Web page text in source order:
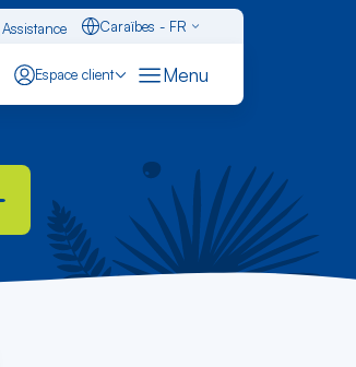
Assistance
Caraïbes - FR
Espace client Menu